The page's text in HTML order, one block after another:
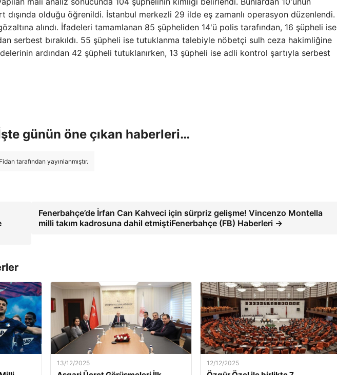
dışında olduğu öğrenildi. İstanbul merkezli 29 ilde eş zamanlı operasyon düzenlendi.
alındı. İfadeleri tamamlanan 85 şüpheliden 14'ü polis tarafından, 16 şüpheli ise
serbest bırakıldı. 55 şüpheli ise tutuklanma talebiyle nöbetçi sulh ceza hakimliğine
ardından 42 şüpheli tutuklanırken, 13 şüpheli ise adli kontrol şartıyla serbest
günün öne çıkan haberleri…
tarafından yayınlanmıştır.
Fenerbahçe’de İrfan Can Kahveci için sürpriz gelişme! Vincenzo Montella
milli takım kadrosuna dahil etmiştiFenerbahçe (FB) Haberleri →
13/12/2025 12/12/2025